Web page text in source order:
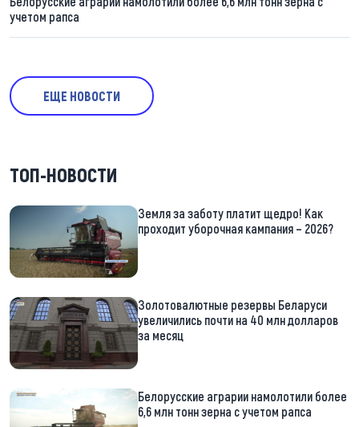
учетом рапса
ЕЩЕ НОВОСТИ
ТОП-НОВОСТИ
Земля за заботу платит щедро! Как
проходит уборочная кампания – 2026?
Золотовалютные резервы Беларуси
увеличились почти на 40 млн долларов
за месяц
Белорусские аграрии намолотили более
6,6 млн тонн зерна с учетом рапса